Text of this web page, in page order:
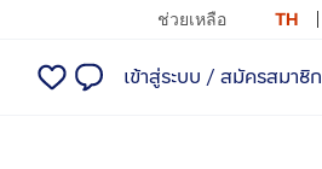
ช่วยเหลือ TH
เข้าสู่ระบบ / สมัครสมาชิก